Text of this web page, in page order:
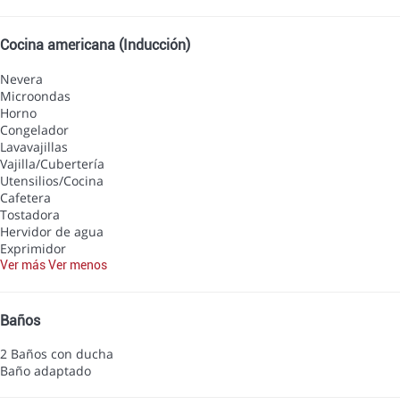
Cocina americana (Inducción)
Nevera
Microondas
Horno
Congelador
Lavavajillas
Vajilla/Cubertería
Utensilios/Cocina
Cafetera
Tostadora
Hervidor de agua
Exprimidor
Ver másVer menos
Baños
2 Baños con ducha
Baño adaptado